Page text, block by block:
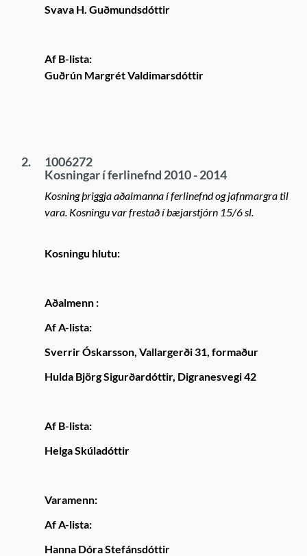
Svava H. Guðmundsdóttir
Af B-lista:
Guðrún Margrét Valdimarsdóttir
2.
1006272
Kosningar í ferlinefnd 2010 - 2014
Kosning þriggja aðalmanna í ferlinefnd og jafnmargra til
vara. Kosningu var frestað í bæjarstjórn 15/6 sl.
Kosningu hlutu:
Aðalmenn :
Af A-lista:
Sverrir Óskarsson, Vallargerði 31, formaður
Hulda Björg Sigurðardóttir, Digranesvegi 42
Af B-lista:
Helga Skúladóttir
Varamenn:
Af A-lista:
Hanna Dóra Stefánsdóttir